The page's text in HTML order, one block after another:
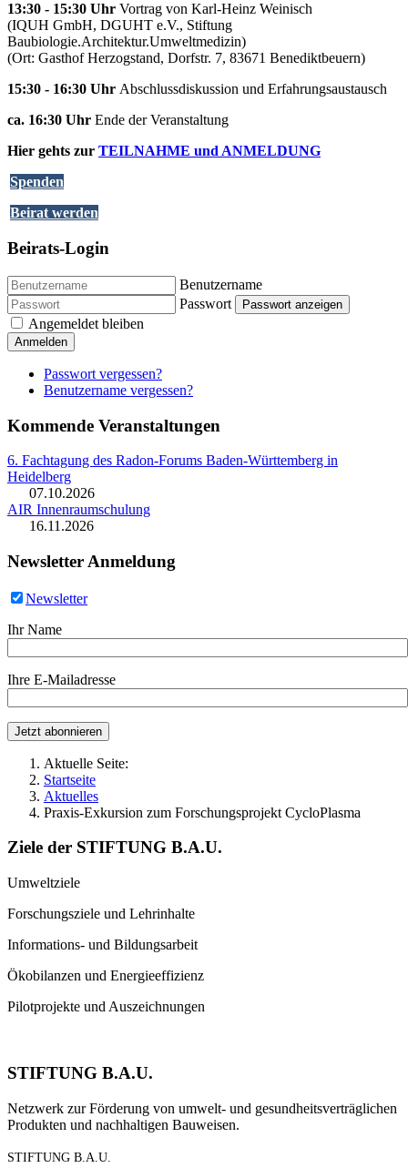
13:30 - 15:30 Uhr Vortrag von Karl-Heinz Weinisch
(IQUH GmbH, DGUHT e.V., Stiftung
Baubiologie.Architektur.Umweltmedizin)
(Ort: Gasthof Herzogstand, Dorfstr. 7, 83671 Benediktbeuern)
15:30 - 16:30 Uhr Abschlussdiskussion und Erfahrungsaustausch
ca. 16:30 Uhr Ende der Veranstaltung
Hier gehts zur TEILNAHME und ANMELDUNG
Spenden
Beirat werden
Beirats-Login
Benutzername
Passwort
Passwort anzeigen
Angemeldet bleiben
Anmelden
Passwort vergessen?
Benutzername vergessen?
Kommende Veranstaltungen
6. Fachtagung des Radon-Forums Baden-Württemberg in
Heidelberg
07.10.2026
AIR Innenraumschulung
16.11.2026
Newsletter Anmeldung
Newsletter
Ihr Name
Ihre E-Mailadresse
Aktuelle Seite:
Startseite
Aktuelles
Praxis-Exkursion zum Forschungsprojekt CycloPlasma
Ziele der STIFTUNG B.A.U.
Umweltziele
Forschungsziele und Lehrinhalte
Informations- und Bildungsarbeit
Ökobilanzen und Energieeffizienz
Pilotprojekte und Auszeichnungen
STIFTUNG B.A.U.
Netzwerk zur Förderung von umwelt- und gesundheitsverträglichen
Produkten und nachhaltigen Bauweisen.
STIFTUNG B.A.U.